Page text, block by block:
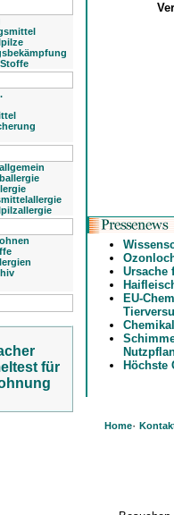
für
Ursache
EU-
Höchste
Home·